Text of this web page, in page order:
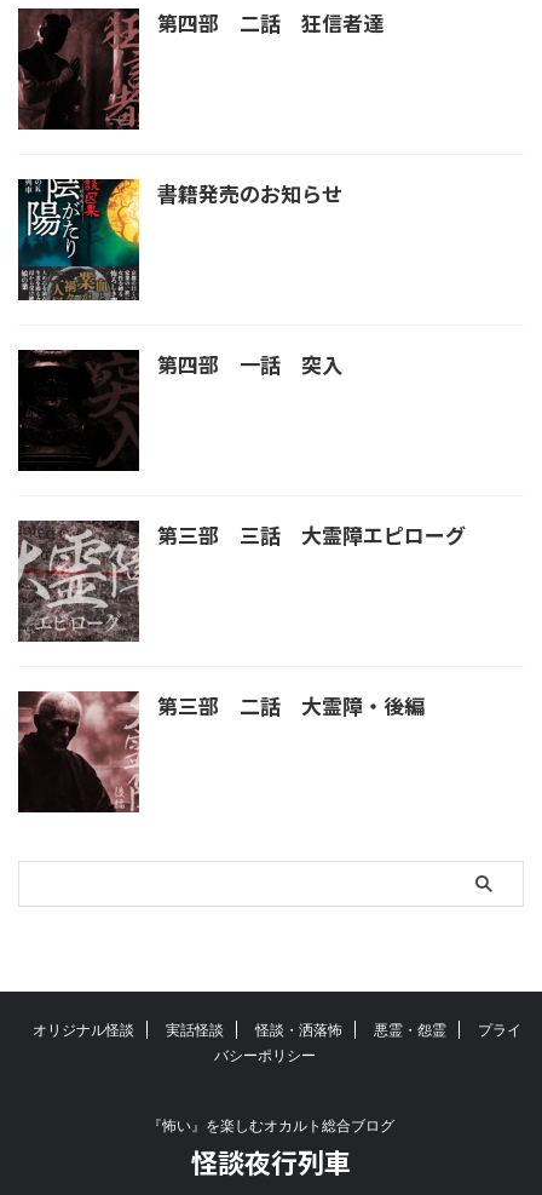
第四部 二話 狂信者達
書籍発売のお知らせ
第四部 一話 突入
第三部 三話 大霊障エピローグ
第三部 二話 大霊障・後編
オリジナル怪談 実話怪談 怪談・洒落怖 悪霊・怨霊
プライ
バシーポリシー
『怖い』を楽しむオカルト総合ブログ
怪談夜行列車